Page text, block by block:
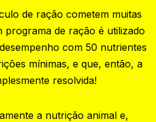
de ração cometem muitas
programa de ração é utilizado
com 50 nutrientes
mínimas, e que, então, a
resolvida!‍
a nutrição animal e,